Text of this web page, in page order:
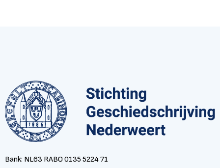
Bank: NL63 RABO 0135 5224 71